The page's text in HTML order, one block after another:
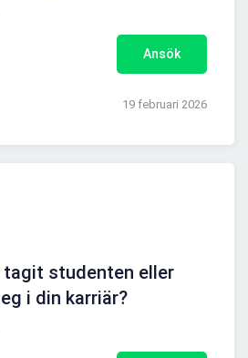
Ansök
19 februari 2026
tagit studenten eller
i din karriär?